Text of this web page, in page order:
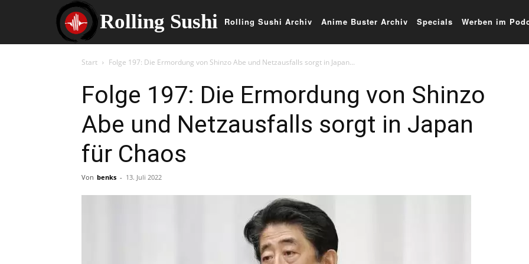
Rolling Sushi Rolling Sushi Archiv Anime Buster Archiv Specials Werben im
Start Folge 197: Die Ermordung von Shinzo Abe und Netzausfalls sorgt in Japan...
Folge 197: Die Ermordung von Shinzo
Abe und Netzausfalls sorgt in Japan
für Chaos
Von benks - 13. Juli 2022